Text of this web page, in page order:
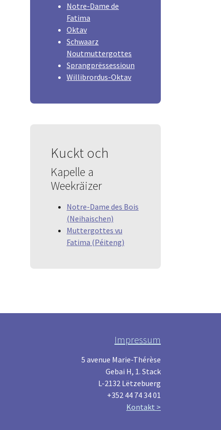
Notre-Dame de
Fatima
Oktav
Schwaarz
Noutmuttergottes
Sprangprëssessioun
Willibrordus-Oktav
Kuckt och
Kapelle a
Weekräizer
Notre-Dame des Bois
(Neihaischen)
Muttergottes vu
Fatima (Péiteng)
Impressum
5 avenue Marie-Thérèse
Gebai H, 1. Stack
L-2132 Lëtzebuerg
+352 44 74 34 01
Kontakt >